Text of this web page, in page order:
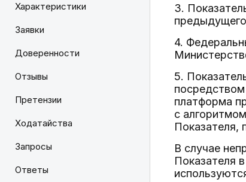
Характеристики
Заявки
Доверенности
Отзывы
Претензии
Ходатайства
Запросы
Ответы
3.
4.
5.
платформа
с
Показателя,
В случае
Показателя